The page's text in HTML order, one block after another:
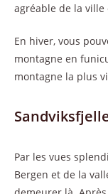
agréable de la
En hiver, vous
montagne en
montagne la plus
Par les vues
Bergen et de la